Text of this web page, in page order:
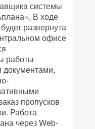
системы
В ходе
развернута
офисе
работы
пропусков
Работа
через Web-